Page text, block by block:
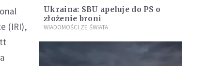
(IRI),
Ukraina: SBU apeluje do PS o
złożenie broni
WIADOMOŚCI ZE ŚWIATA